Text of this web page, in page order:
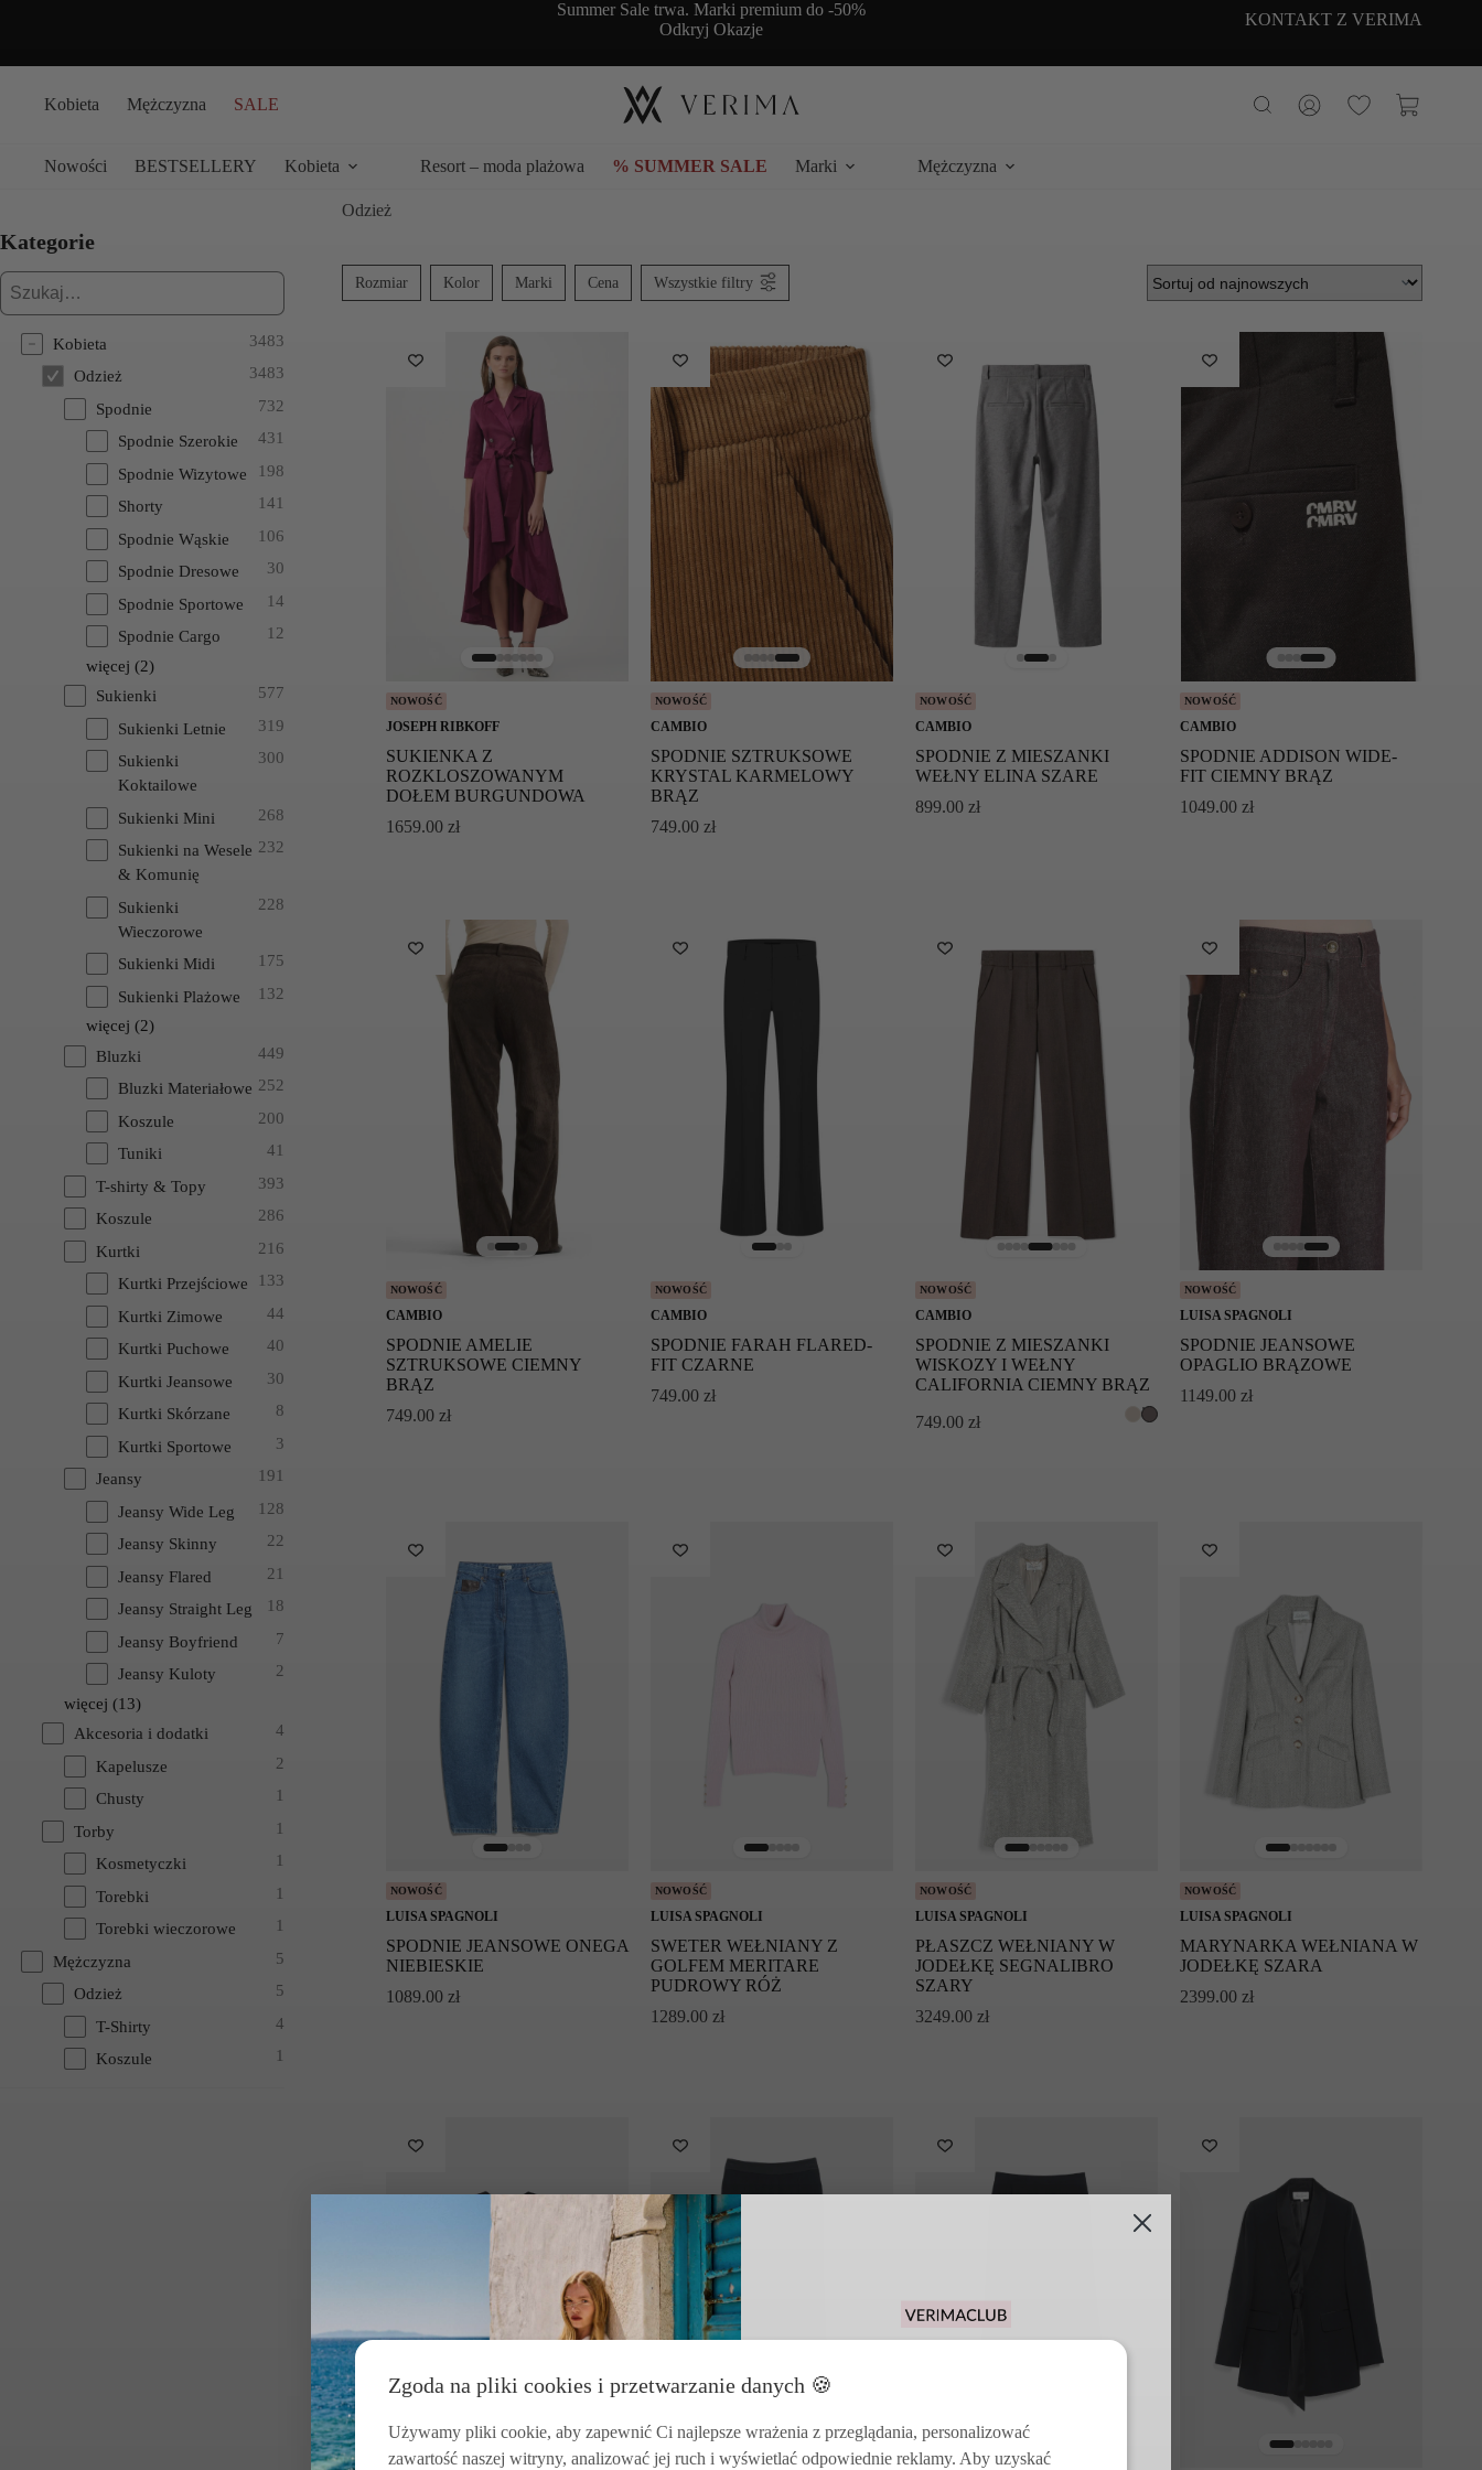
Summer Sale trwa. Marki premium do -50%
Odkryj Okazje
KONTAKT Z VERIMA
Kobieta Mężczyzna SALE Koszyk
Nowości BESTSELLERY Kobieta Resort – moda plażowa % SUMMER SALE Marki Mężczyzna
Odzież
Rozmiar Kolor Marki Cena Wszystkie filtry
NOWOŚĆ
JOSEPH RIBKOFF
SUKIENKA Z
ROZKLOSZOWANYM
DOŁEM BURGUNDOWA
1659.00 zł
NOWOŚĆ
CAMBIO
SPODNIE SZTRUKSOWE
KRYSTAL KARMELOWY
BRĄZ
749.00 zł
NOWOŚĆ
CAMBIO
SPODNIE Z MIESZANKI
WEŁNY ELINA SZARE
899.00 zł
NOWOŚĆ
CAMBIO
SPODNIE ADDISON WIDE-
FIT CIEMNY BRĄZ
1049.00zł
NOWOŚĆ
CAMBIO
SPODNIE AMELIE
SZTRUKSOWE CIEMNY
BRĄZ
749.00 zł
NOWOŚĆ
CAMBIO
SPODNIE FARAH FLARED-
FIT CZARNE
749.00 zł
NOWOŚĆ
CAMBIO
SPODNIE Z MIESZANKI
WISKOZY I WEŁNY
CALIFORNIA CIEMNY BRĄZ
749.00 zł
NOWOŚĆ
LUISA SPAGNOLI
SPODNIE JEANSOWE
OPAGLIO BRĄZOWE
1149.00 zł
NOWOŚĆ
LUISA SPAGNOLI
SPODNIE JEANSOWE ONEGA
NIEBIESKIE
1089.00 zł
NOWOŚĆ
LUISA SPAGNOLI
SWETER WEŁNIANY Z
GOLFEM MERITARE
PUDROWY RÓŻ
1289.00 zł
NOWOŚĆ
LUISA SPAGNOLI
PŁASZCZ WEŁNIANY W
JODEŁKĘ SEGNALIBRO
SZARY
3249.00 zł
NOWOŚĆ
LUISA SPAGNOLI
MARYNARKA WEŁNIANA W
JODEŁKĘ SZARA
2399.00zł
Kategorie
Kobieta 3483
Odzież 3483
Spodnie 732
Spodnie Szerokie 431
Spodnie Wizytowe 198
Shorty 141
Spodnie Wąskie 106
Spodnie Dresowe 30
Spodnie Sportowe 14
Spodnie Cargo
12
więcej (2)
Sukienki
577
Sukienki Letnie 319
Sukienki
Koktailowe
300
Sukienki Mini 268
Sukienki na Wesele
& Komunię
232
Sukienki
Wieczorowe
228
Sukienki Midi 175
Sukienki Plażowe
132
więcej (2)
Bluzki
449
Bluzki Materiałowe 252
Koszule 200
Tuniki 41
T-shirty & Topy 393
Koszule 286
Kurtki 216
Kurtki Przejściowe 133
Kurtki Zimowe 44
Kurtki Puchowe 40
Kurtki Jeansowe 30
Kurtki Skórzane 8
Kurtki Sportowe 3
Jeansy 191
Jeansy Wide Leg 128
Jeansy Skinny 22
Jeansy Flared 21
Jeansy Straight Leg 18
Jeansy Boyfriend 7
Jeansy Kuloty
2
więcej (13)
Akcesoria i dodatki
4
Kapelusze 2
Chusty 1
Torby 1
Kosmetyczki 1
Torebki 1
Torebki wieczorowe 1
Mężczyzna 5
Odzież 5
T-Shirty 4
Koszule 1
Zgoda na pliki cookies i przetwarzanie danych 🍪
Używamy pliki cookie, aby zapewnić Ci najlepsze wrażenia z przeglądania, personalizować
zawartość naszej witryny, analizować jej ruch i wyświetlać odpowiednie reklamy. Aby uzyskać
Odbierz 15% rabatu na pierwsze
zakupy i korzystaj z darmowych
zwrotów